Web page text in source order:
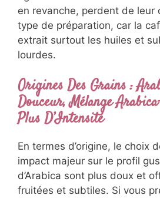
en revanche, perdent de leur
type de préparation, car la
extrait surtout les huiles et
lourdes.
Origines Des Grains :
Douceur, Mélange
Plus D’Intensité
En termes d’origine, le choix
impact majeur sur le profil
d’Arabica sont plus doux et
fruitées et subtiles. Si vous